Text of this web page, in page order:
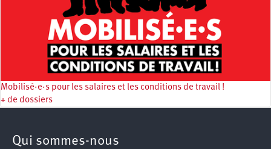
Mobilisé·e·s pour les salaires et les conditions de travail !
+ de dossiers
Qui sommes-nous